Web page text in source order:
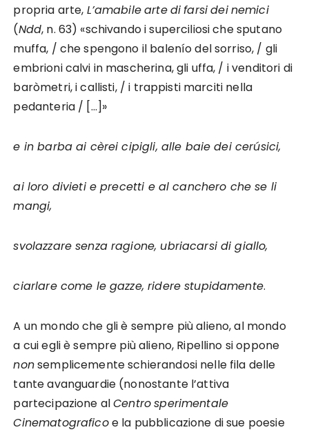
propria arte, L’amabileartedifarsideinemici
(Ndd, n. 63) «schivando i superciliosi che sputano
muffa, / che spengono il balenío del sorriso, / gli
embrioni calvi in mascherina, gli uffa, / i venditori di
baròmetri, i callisti, / i trappisti marciti nella
pedanteria / […]»
e in barba ai cèrei cipigli, alle baie dei cerúsici,
ai loro divieti e precetti e al canchero che se li
mangi,
svolazzare senza ragione, ubriacarsi di giallo,
ciarlare come le gazze, ridere stupidamente.
A un mondo che gli è sempre più alieno, al mondo
a cui egli è sempre più alieno, Ripellino si oppone
nonsemplicemente schierandosi nelle fila delle
tante avanguardie (nonostante l’attiva
partecipazione alCentrosperimentale
Cinematograficoe la pubblicazione di sue poesie